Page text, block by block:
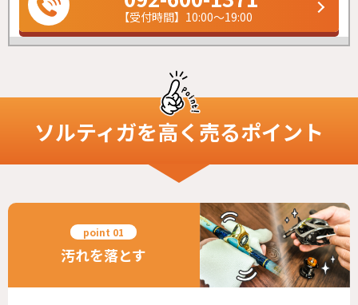
【受付時間】10:00～19:00
ソルティガを高く売るポイント
汚れを落とす